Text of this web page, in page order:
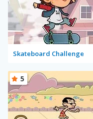
Skateboard Challenge
5